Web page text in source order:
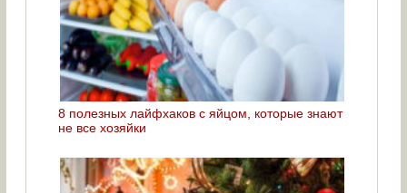
8 полезных лайфхаков с яйцом, которые знают
не все хозяйки